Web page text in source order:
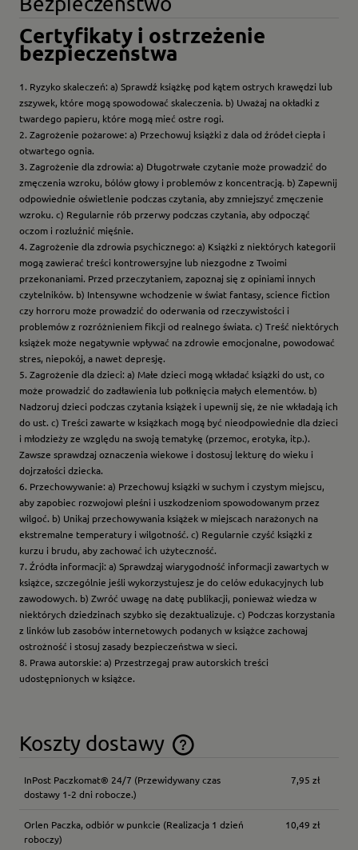
Certyfikaty i ostrzeżenie
bezpieczeństwa
1. Ryzyko skaleczeń: a) Sprawdź książkę pod kątem ostrych krawędzi lub
zszywek, które mogą spowodować skaleczenia. b) Uważaj na okładki z
twardego papieru, które mogą mieć ostre rogi.
2. Zagrożenie pożarowe: a) Przechowuj książki z dala od źródeł ciepła i
otwartego ognia.
3. Zagrożenie dla zdrowia: a) Długotrwałe czytanie może prowadzić do
zmęczenia wzroku, bólów głowy i problemów z koncentracją. b) Zapewnij
odpowiednie oświetlenie podczas czytania, aby zmniejszyć zmęczenie
wzroku. c) Regularnie rób przerwy podczas czytania, aby odpocząć
oczom i rozluźnić mięśnie.
4. Zagrożenie dla zdrowia psychicznego: a) Książki z niektórych kategorii
mogą zawierać treści kontrowersyjne lub niezgodne z Twoimi
przekonaniami. Przed przeczytaniem, zapoznaj się z opiniami innych
czytelników. b) Intensywne wchodzenie w świat fantasy, science fiction
czy horroru może prowadzić do oderwania od rzeczywistości i
problemów z rozróżnieniem fikcji od realnego świata. c) Treść niektórych
książek może negatywnie wpływać na zdrowie emocjonalne, powodować
stres, niepokój, a nawet depresję.
5. Zagrożenie dla dzieci: a) Małe dzieci mogą wkładać książki do ust, co
może prowadzić do zadławienia lub połknięcia małych elementów. b)
Nadzoruj dzieci podczas czytania książek i upewnij się, że nie wkładają ich
do ust. c) Treści zawarte w książkach mogą być nieodpowiednie dla dzieci
i młodzieży ze względu na swoją tematykę (przemoc, erotyka, itp.).
Zawsze sprawdzaj oznaczenia wiekowe i dostosuj lekturę do wieku i
dojrzałości dziecka.
6. Przechowywanie: a) Przechowuj książki w suchym i czystym miejscu,
aby zapobiec rozwojowi pleśni i uszkodzeniom spowodowanym przez
wilgoć. b) Unikaj przechowywania książek w miejscach narażonych na
ekstremalne temperatury i wilgotność. c) Regularnie czyść książki z
kurzu i brudu, aby zachować ich użyteczność.
7. Źródła informacji: a) Sprawdzaj wiarygodność informacji zawartych w
książce, szczególnie jeśli wykorzystujesz je do celów edukacyjnych lub
zawodowych. b) Zwróć uwagę na datę publikacji, ponieważ wiedza w
niektórych dziedzinach szybko się dezaktualizuje. c) Podczas korzystania
z linków lub zasobów internetowych podanych w książce zachowaj
ostrożność i stosuj zasady bezpieczeństwa w sieci.
8. Prawa autorskie: a) Przestrzegaj praw autorskich treści
udostępnionych w książce.
Koszty dostawy
Cena nie zawiera ewentualnych kosztów płatności
InPost Paczkomat® 24/7 (Przewidywany czas
dostawy 1-2 dni robocze.)
7,95 zł
Orlen Paczka, odbiór w punkcie (Realizacja 1 dzień
roboczy)
10,49 zł